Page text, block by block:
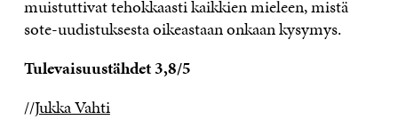
muistuttivat tehokkaasti kaikkien mieleen, mistä
sote-uudistuksesta oikeastaan onkaan kysymys.
Tulevaisuustähdet 3,8/5
//Jukka Vahti